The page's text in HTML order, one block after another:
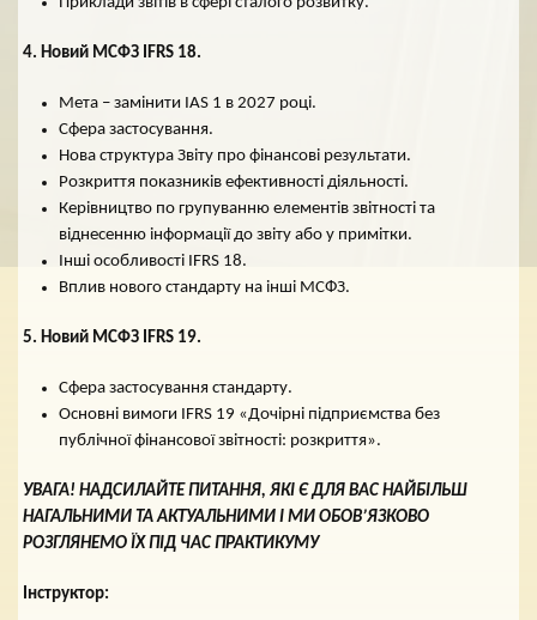
4. Новий МСФЗ IFRS 18.
Мета – замінити IAS 1 в 2027 році.
Сфера застосування.
Нова структура Звіту про фінансові результати.
Розкриття показників ефективності діяльності.
Керівництво по групуванню елементів звітності та
віднесенню інформації до звіту або у примітки.
Інші особливості IFRS 18.
Вплив нового стандарту на інші МСФЗ.
5. Новий МСФЗ IFRS 19.
Сфера застосування стандарту.
Основні вимоги IFRS 19 «Дочірні підприємства без
публічної фінансової звітності: розкриття».
УВАГА! НАДСИЛАЙТЕ ПИТАННЯ, ЯКІ Є ДЛЯ ВАС НАЙБІЛЬШ
НАГАЛЬНИМИ ТА АКТУАЛЬНИМИ І МИ ОБОВ’ЯЗКОВО
РОЗГЛЯНЕМО ЇХ ПІД ЧАС ПРАКТИКУМУ
Інструктор: